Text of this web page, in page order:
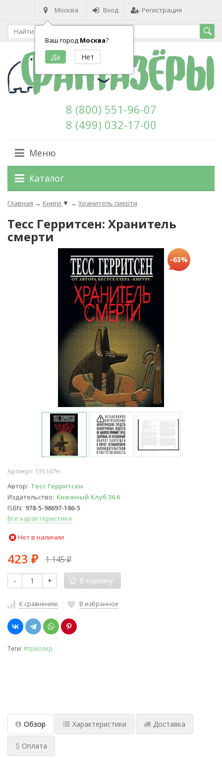
Москва
Ваш город Москва?
Вход Регистрация
8 (800) 551-96-07
8 (499) 032-17-00
Меню
Каталог
Главная → Книги ▼ → Хранитель смерти
Тесс Герритсен: Хранитель
смерти
-63%
Артикул: 135147Н
Автор Тесс Герритсен
Издательство Книжный Клуб 36.6
ISBN 978-5-98697-186-5
Все характеристики
Нет в наличии
423 ₽ 1 145₽
- + В корзину
К сравнению В избранное
Теги: #триллер
Обзор Характеристики Доставка
Оплата